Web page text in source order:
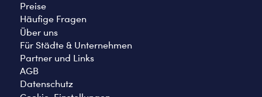
Preise
Häufige Fragen
Über uns
Für Städte & Unternehmen
Partner und Links
AGB
Datenschutz